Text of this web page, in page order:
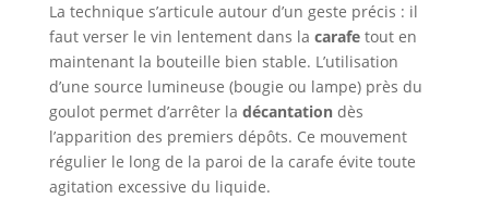
La technique s’articule autour d’un geste précis : il
faut verser le vin lentement dans la carafetout en
maintenant la bouteille bien stable. L’utilisation
d’une source lumineuse (bougie ou lampe) près du
goulot permet d’arrêter la décantationdès
l’apparition des premiers dépôts. Ce mouvement
régulier le long de la paroi de la carafe évite toute
agitation excessive du liquide.